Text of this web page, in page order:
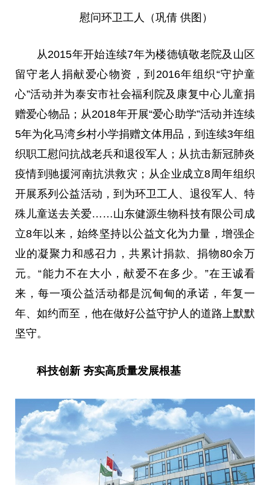
慰问环卫工人（巩倩 供图）
从2015年开始连续7年为楼德镇敬老院及山区
留守老人捐献爱心物资，到2016年组织“守护童
心”活动并为泰安市社会福利院及康复中心儿童捐
赠爱心物品；从2018年开展“爱心助学”活动并连续
5年为化马湾乡村小学捐赠文体用品，到连续3年组
织职工慰问抗战老兵和退役军人；从抗击新冠肺炎
疫情到驰援河南抗洪救灾；从企业成立8周年组织
开展系列公益活动，到为环卫工人、退役军人、特
殊儿童送去关爱……山东健源生物科技有限公司成
立8年以来，始终坚持以公益文化为力量，增强企
业的凝聚力和感召力，共累计捐款、捐物80余万
元。“能力不在大小，献爱不在多少。”在王诚看
来，每一项公益活动都是沉甸甸的承诺，年复一
年、如约而至，他在做好公益守护人的道路上默默
坚守。
科技创新 夯实高质量发展根基